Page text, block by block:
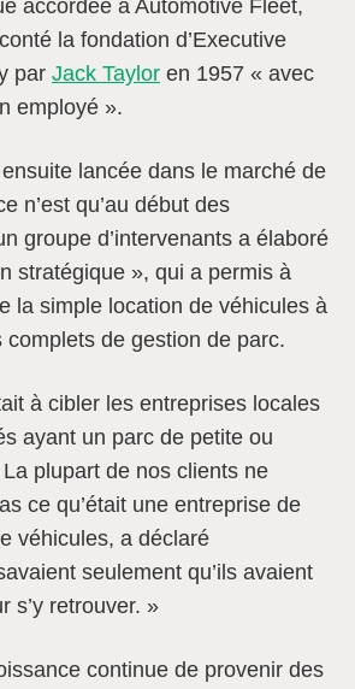
accordée à Automotive Fleet,
la fondation d’Executive
par Jack Taylor en 1957 « avec
employé ».
ensuite lancée dans le marché de
n’est qu’au début des
groupe d’intervenants a élaboré
stratégique », qui a permis à
la simple location de véhicules à
complets de gestion de parc.
à cibler les entreprises locales
ayant un parc de petite ou
plupart de nos clients ne
ce qu’était une entreprise de
véhicules, a déclaré
seulement qu’ils avaient
s’y retrouver. »
continue de provenir des